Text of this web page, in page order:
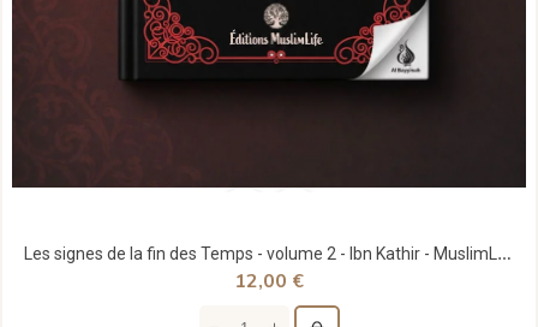
Les signes de la fin des Temps - volume 2 - Ibn Kathir - MuslimLife
12,00 €